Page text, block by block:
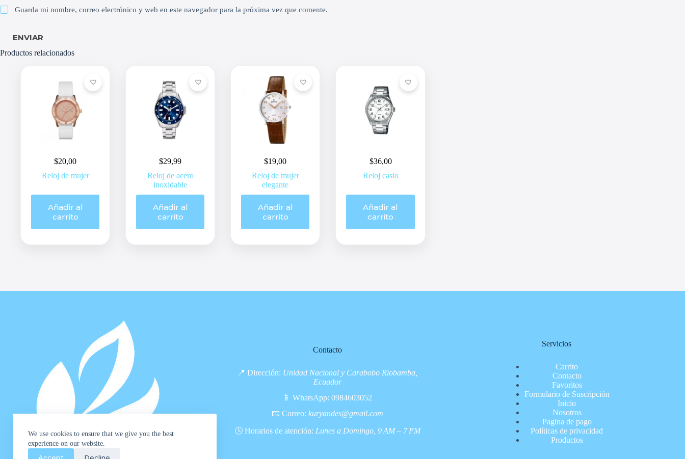
We use cookies to ensure that we give you the best
experience on our website.
Accept Decline
Guarda mi nombre, correo electrónico y web en este navegador para la próxima vez que comente.
ENVIAR
Productos relacionados
$20,00
Reloj de mujer
Añadir al
carrito
$29,99
Reloj de acero
inoxidable
Añadir al
carrito
$19,00
Reloj de mujer
elegante
Añadir al
carrito
$36,00
Reloj casio
Añadir al
carrito
Contacto
📍 Dirección: Unidad Nacional y Carabobo Riobamba,
Ecuador
📱 WhatsApp: 0984603052
📧 Correo: kuryandes@gmail.com
🕓 Horarios de atención: Lunes a Domingo, 9 AM – 7 PM
Servicios
Carrito
Contacto
Favoritos
Formulario de Suscripción
Inicio
Nosotros
Pagina de pago
Políticas de privacidad
Productos